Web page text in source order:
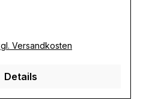
Homeoffice oder
sind die Umschläge
46-55 cm
Versandkosten
Details